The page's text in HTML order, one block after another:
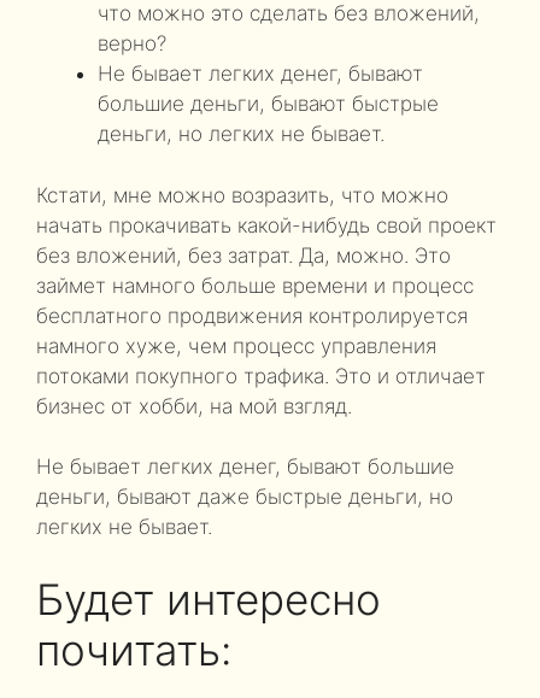
что можно это сделать без вложений,
верно?
Не бывает легких денег, бывают
большие деньги, бывают быстрые
деньги, но легких не бывает.
Кстати, мне можно возразить, что можно
начать прокачивать какой-нибудь свой проект
без вложений, без затрат. Да, можно. Это
займет намного больше времени и процесс
бесплатного продвижения контролируется
намного хуже, чем процесс управления
потоками покупного трафика. Это и отличает
бизнес от хобби, на мой взгляд.
Не бывает легких денег, бывают большие
деньги, бывают даже быстрые деньги, но
легких не бывает.
Будет интересно
почитать: